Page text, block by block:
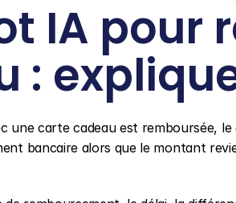
IA pour
:
une carte cadeau est remboursée,
bancaire alors que le montant